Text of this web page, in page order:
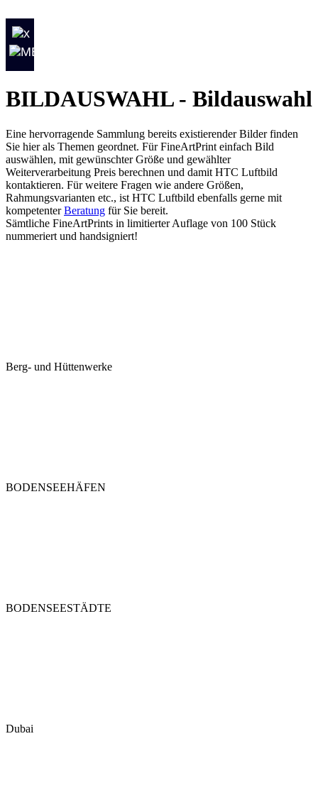
BILDAUSWAHL - Bildauswahl
Eine hervorragende Sammlung bereits existierender Bilder finden
Sie hier als Themen geordnet. Für FineArtPrint einfach Bild
auswählen, mit gewünschter Größe und gewählter
Weiterverarbeitung Preis berechnen und damit HTC Luftbild
kontaktieren. Für weitere Fragen wie andere Größen,
Rahmungsvarianten etc., ist HTC Luftbild ebenfalls gerne mit
kompetenterBeratung für Sie bereit.
Sämtliche FineArtPrints in limitierter Auflage von 100 Stück
nummeriert und handsigniert!
Berg- und Hüttenwerke
BODENSEEHÄFEN
BODENSEESTÄDTE
Dubai